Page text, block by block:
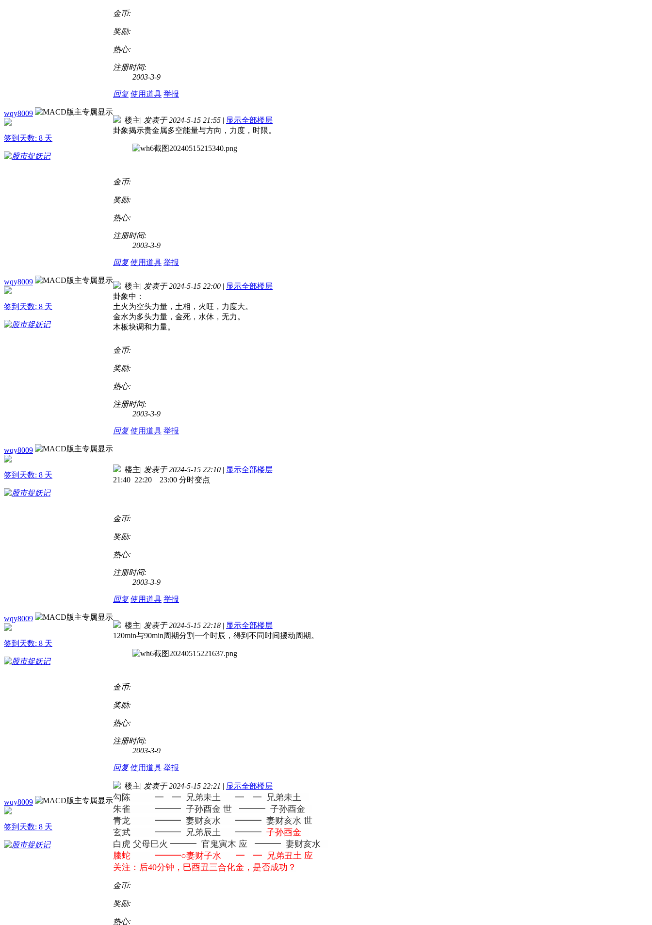
金币:
奖励:
热心:
注册时间:
2003-3-9
回复 使用道具 举报
wqy8009
签到天数: 8 天
楼主| 发表于 2024-5-15 21:55 | 显示全部楼层
卦象揭示贵金属多空能量与方向，力度，时限。
金币:
奖励:
热心:
注册时间:
2003-3-9
回复 使用道具 举报
wqy8009
签到天数: 8 天
楼主| 发表于 2024-5-15 22:00 | 显示全部楼层
卦象中：
土火为空头力量，土相，火旺，力度大。
金水为多头力量，金死，水休，无力。
木板块调和力量。
金币:
奖励:
热心:
注册时间:
2003-3-9
回复 使用道具 举报
wqy8009
签到天数: 8 天
楼主| 发表于 2024-5-15 22:10 | 显示全部楼层
21:40 22:20 23:00 分时变点
金币:
奖励:
热心:
注册时间:
2003-3-9
回复 使用道具 举报
wqy8009
签到天数: 8 天
楼主| 发表于 2024-5-15 22:18 | 显示全部楼层
120min与90min周期分割一个时辰，得到不同时间摆动周期。
金币:
奖励:
热心:
注册时间:
2003-3-9
回复 使用道具 举报
wqy8009
签到天数: 8 天
楼主| 发表于 2024-5-15 22:21 | 显示全部楼层
勾陈 ━ ━ 兄弟未土 ━ ━ 兄弟未土
朱雀 ━━━ 子孙酉金 世 ━━━ 子孙酉金
青龙 ━━━ 妻财亥水 ━━━ 妻财亥水 世
玄武 ━━━ 兄弟辰土 ━━━ 子孙酉金
白虎 父母巳火 ━━━ 官鬼寅木 应 ━━━ 妻财亥水
螣蛇 ━━━○妻财子水 ━ ━ 兄弟丑土 应
关注：后40分钟，巳酉丑三合化金，是否成功？
金币:
奖励:
热心: